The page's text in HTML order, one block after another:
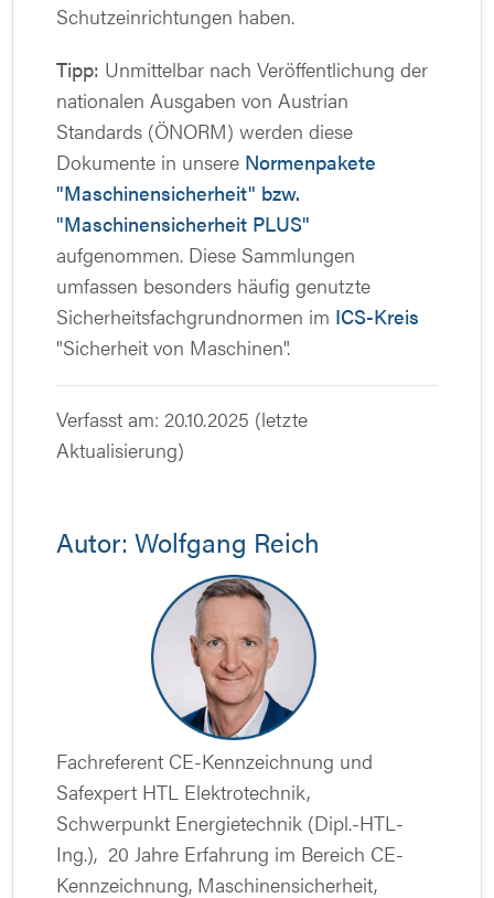
Schutzeinrichtungen haben.
Tipp: Unmittelbar nach Veröffentlichung der
nationalen Ausgaben von Austrian
Standards (ÖNORM) werden diese
Dokumente in unsere Normenpakete
"Maschinensicherheit" bzw.
"Maschinensicherheit PLUS"
aufgenommen. Diese Sammlungen
umfassen besonders häufig genutzte
Sicherheitsfachgrundnormen im ICS-Kreis
"Sicherheit von Maschinen".
Verfasst am: 20.10.2025 (letzte
Aktualisierung)
Autor: Wolfgang Reich
Fachreferent CE-Kennzeichnung und
Safexpert HTL Elektrotechnik,
Schwerpunkt Energietechnik (Dipl.-HTL-
Ing.), 20 Jahre Erfahrung im Bereich CE-
Kennzeichnung, Maschinensicherheit,